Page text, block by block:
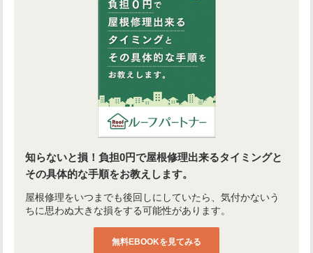
知らないと損！負担0円で屋根修理出来るタイミングと
その具体的な手順をお教えします。
屋根修理をいつまでも後回しにしていたら、気付かないう
ちに思わぬ大きな損をする可能性があります。
無料EBOOKを見てみる